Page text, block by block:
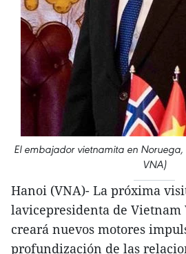
El embajador vietnamita en Noruega,
VNA)
Hanoi (VNA)- La próxima
lavicepresidenta de Vietnam
creará nuevos motores
profundización de las